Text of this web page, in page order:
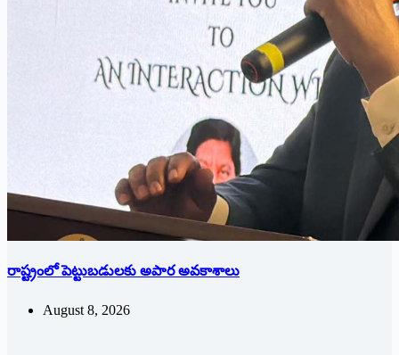
రాష్ట్రంలో పెట్టుబడులకు అపార అవకాశాలు
August 8, 2026